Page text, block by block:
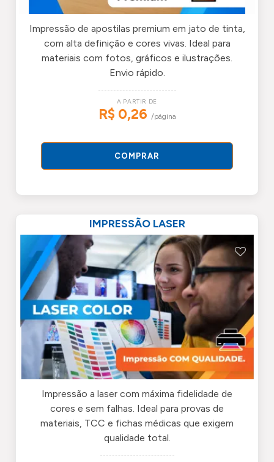
Impressão de apostilas premium em jato de tinta,
com alta definição e cores vivas. Ideal para
materiais com fotos, gráficos e ilustrações.
Envio rápido.
A PARTIR DE
R$ 0,26 /página
COMPRAR
IMPRESSÃO LASER
Impressão a laser com máxima fidelidade de
cores e sem falhas. Ideal para provas de
materiais, TCC e fichas médicas que exigem
qualidade total.